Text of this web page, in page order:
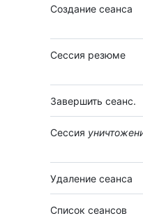
Создание сеанса
Сессия резюме
Завершить сеанс.
Сессия
Удаление сеанса
Список сеансов